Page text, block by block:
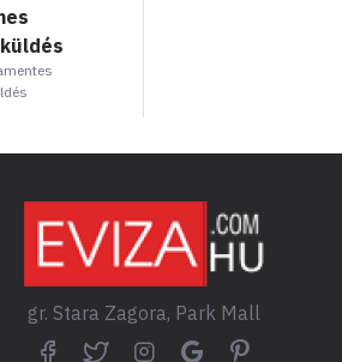
gr. Stara Zagora, Park Mall